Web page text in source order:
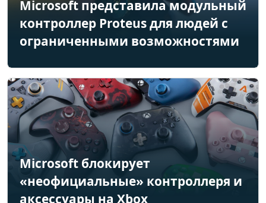
Microsoft представила модульный
контроллер Proteus для людей с
ограниченными возможностями
Microsoft блокирует
«неофициальные» контроллеря и
аксессуары на Xbox